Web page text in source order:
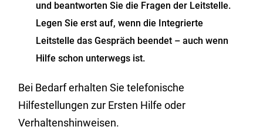
und beantworten Sie die Fragen der Leitstelle.
Legen Sie erst auf, wenn die Integrierte
Leitstelle das Gespräch beendet – auch wenn
Hilfe schon unterwegs ist.
Bei Bedarf erhalten Sie telefonische
Hilfestellungen zur Ersten Hilfe oder
Verhaltenshinweisen.